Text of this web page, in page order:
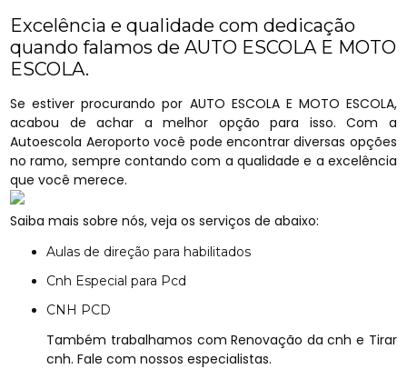
Excelência e qualidade com dedicação
quando falamos de AUTO ESCOLA E MOTO
ESCOLA.
Se estiver procurando por AUTO ESCOLA E MOTO ESCOLA,
acabou de achar a melhor opção para isso. Com a
Autoescola Aeroporto você pode encontrar diversas opções
no ramo, sempre contando com a qualidade e a excelência
que você merece.
Saiba mais sobre nós, veja os serviços de abaixo:
Aulas de direção para habilitados
Cnh Especial para Pcd
CNH PCD
Também trabalhamos com Renovação da cnh e Tirar
cnh. Fale com nossos especialistas.